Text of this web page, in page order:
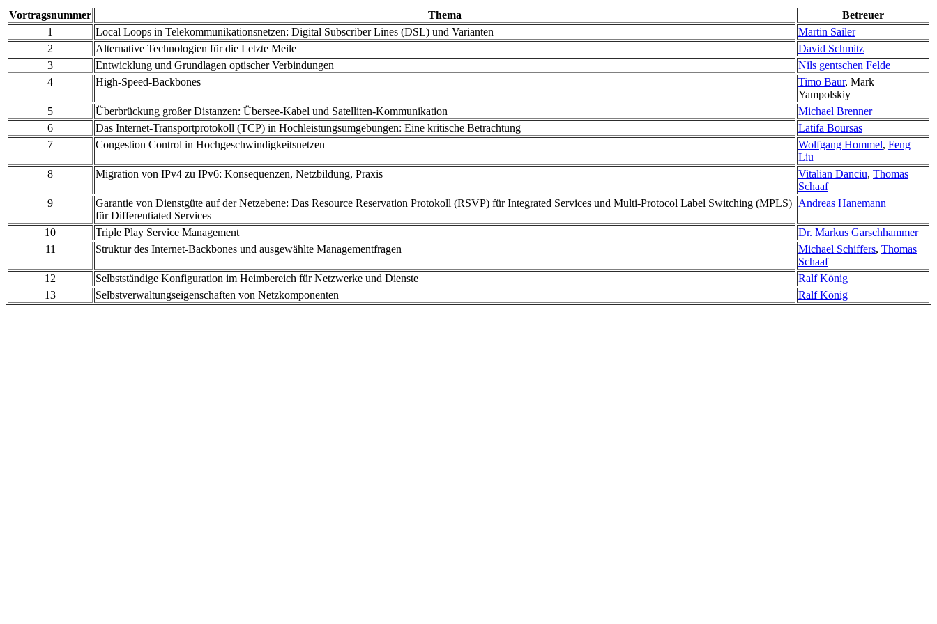
Vortragsnummer Thema
Betreuer
1
Local Loops in Telekommunikationsnetzen: Digital Subscriber Lines (DSL) und Varianten
Martin Sailer
2
Alternative Technologien für die Letzte Meile
David Schmitz
3
Entwicklung und Grundlagen optischer Verbindungen
Nils gentschen Felde
4
High-Speed-Backbones Timo Baur, Mark
Yampolskiy
5
Überbrückung großer Distanzen: Übersee-Kabel und Satelliten-Kommunikation
Michael Brenner
6
Das Internet-Transportprotokoll (TCP) in Hochleistungsumgebungen: Eine kritische Betrachtung
Latifa Boursas
7
Congestion Control in Hochgeschwindigkeitsnetzen Wolfgang Hommel, Feng
Liu
8
Migration von IPv4 zu IPv6: Konsequenzen, Netzbildung, Praxis Vitalian Danciu, Thomas
Schaaf
9
Garantie von Dienstgüte auf der Netzebene: Das Resource Reservation Protokoll (RSVP) für Integrated Services und Multi-Protocol Label Switching (MPLS)
für Differentiated Services
Andreas Hanemann
10 Triple Play Service Management
Dr. Markus Garschhammer
11
Struktur des Internet-Backbones und ausgewählte Managementfragen Michael Schiffers, Thomas
Schaaf
12
Selbstständige Konfiguration im Heimbereich für Netzwerke und Dienste
Ralf König
13
Selbstverwaltungseigenschaften von Netzkomponenten Ralf König